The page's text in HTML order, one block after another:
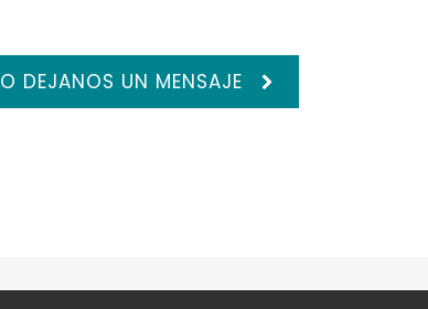
O DEJANOS UN MENSAJE